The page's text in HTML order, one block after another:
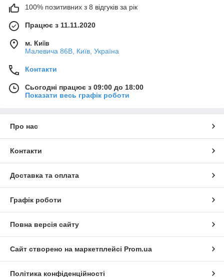
100% позитивних з 8 відгуків за рік
Працює з 11.11.2020
м. Київ
Малевича 86В, Київ, Україна
Контакти
Сьогодні працює з 09:00 до 18:00
Показати весь графік роботи
Про нас
Контакти
Доставка та оплата
Графік роботи
Повна версія сайту
Сайт створено на маркетплейсі Prom.ua
Політика конфіденційності